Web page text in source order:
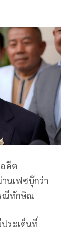
ดีต
นเฟซบุ๊กว่า
ณีทักษิณ
ระเด็นที่